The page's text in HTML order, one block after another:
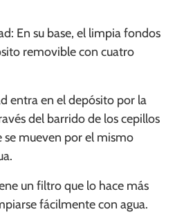
En su base, el limpia fondos
removible con cuatro
entra en el depósito por la
del barrido de los cepillos
se mueven por el mismo
un filtro que lo hace más
fácilmente con agua.